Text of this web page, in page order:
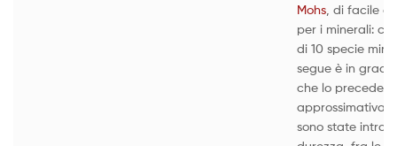
Mohs, di facile
per i minerali:
di 10 specie
segue è in
che lo precede.
approssimativa
sono state